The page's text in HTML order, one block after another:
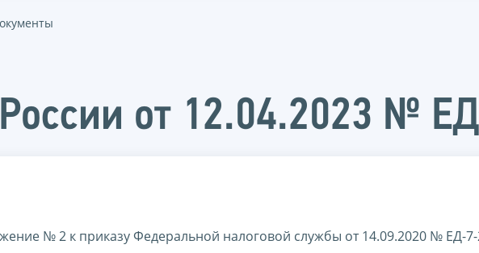
от 12.04.2023 №
№ 2 к приказу Федеральной налоговой службы от 14.09.2020 № ЕД-7-